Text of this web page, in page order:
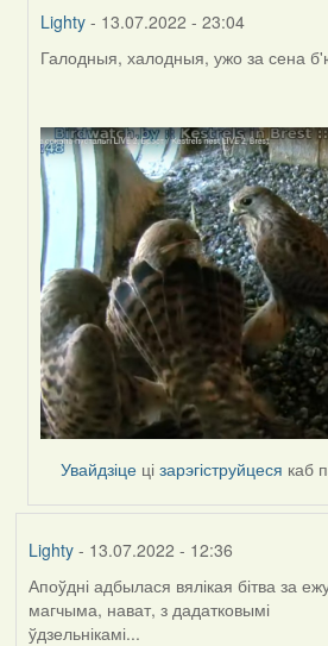
Lighty - 13.07.2022 - 23:04
In
by
Harrier
Галодныя, халодныя, ужо за сена
Увайдзіце цізарэгіструйцеся каб
Lighty- 13.07.2022 - 12:36
Апоўдні адбылася вялікая бітва за
магчыма, нават, з дадатковымі
ўдзельнікамі...